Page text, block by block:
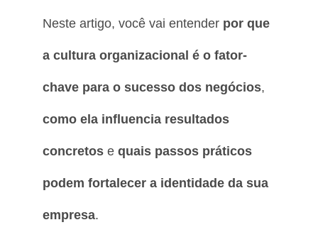
Neste artigo, você vai entender por que
a cultura organizacional é o fator-
chave para o sucesso dos negócios,
como ela influencia resultados
concretos e quais passos práticos
podem fortalecer a identidade da sua
empresa.